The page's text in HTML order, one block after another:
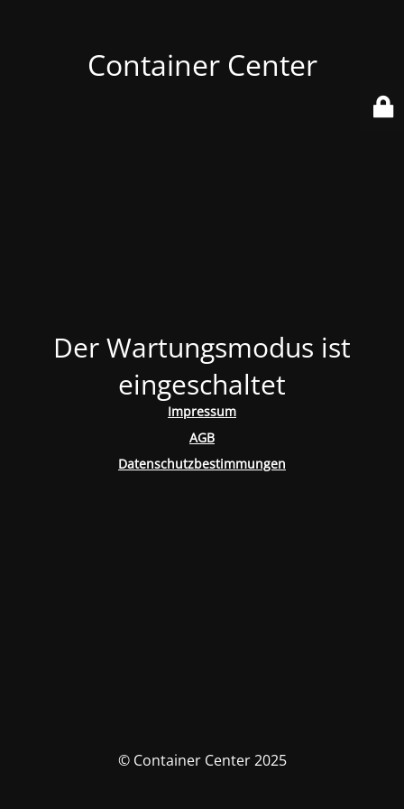
Container Center
Der Wartungsmodus ist
eingeschaltet
Impressum
AGB
Datenschutzbestimmungen
© Container Center 2025